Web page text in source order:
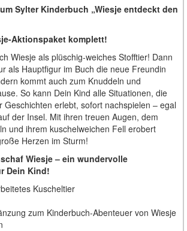
Sylter Kinderbuch „Wiesje entdeckt den
Aktionspaket komplett!
Wiesje als plüschig-weiches Stofftier! Dann
als Hauptfigur im Buch die neue Freundin
kommt auch zum Knuddeln und
So kann Dein Kind alle Situationen, die
Geschichten erlebt, sofort nachspielen – egal
der Insel. Mit ihren treuen Augen, dem
und ihrem kuschelweichen Fell erobert
Herzen im Sturm!
Wiesje – ein wundervolle
Dein Kind!
Kuscheltier
zum Kinderbuch-Abenteuer von Wiesje